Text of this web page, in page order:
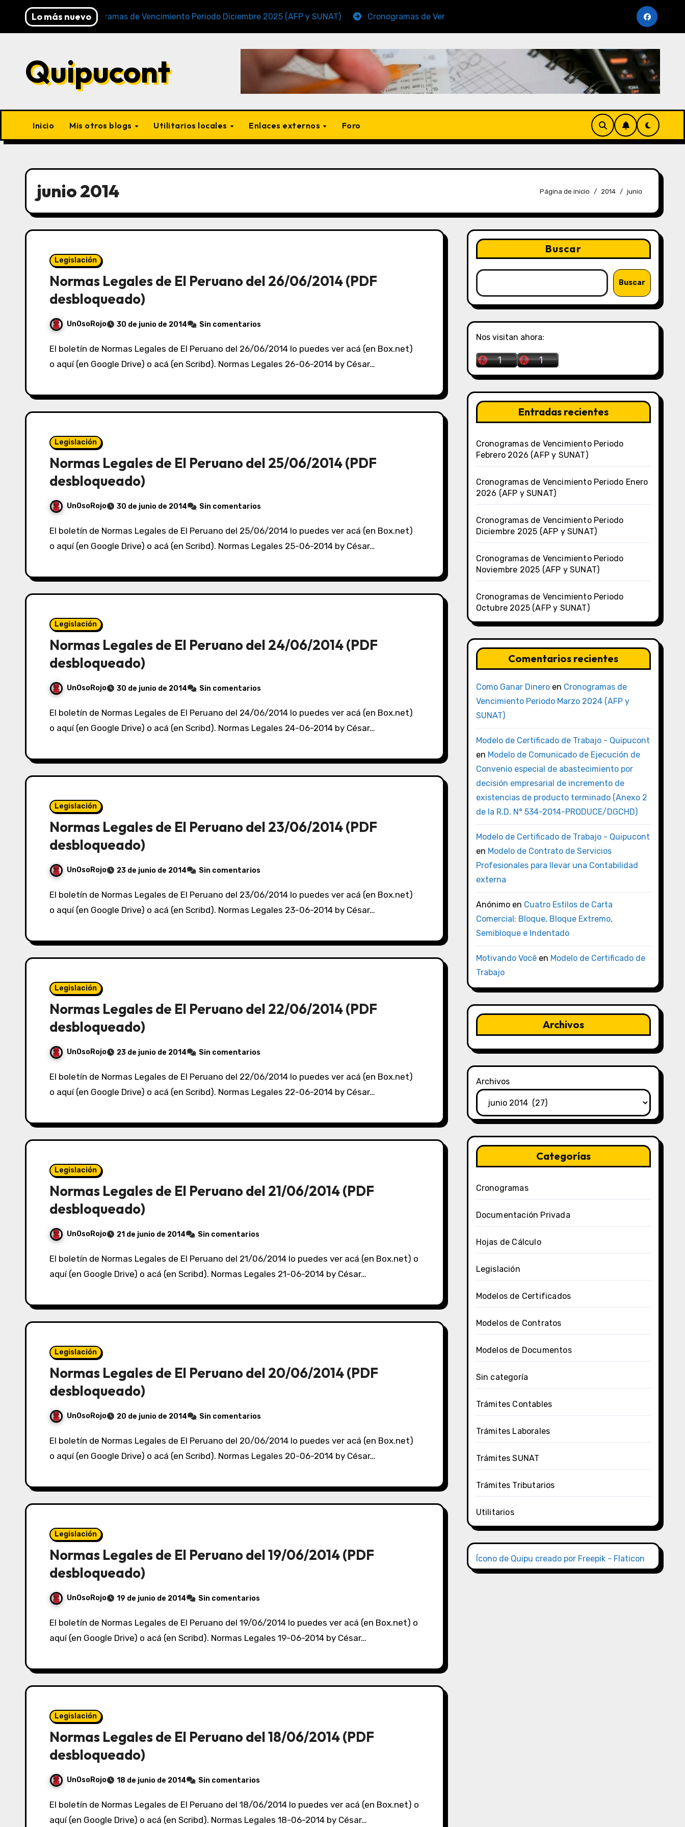
Lo más nuevo
Cronogramas de Vencimiento Periodo Diciembre 2025 (AFP y SUNAT) Cronogramas de Vencimiento Periodo Noviembre 2025 (AFP y SUNAT) Cronogramas
Quipucont
Inicio Mis otros blogs Utilitarios locales Enlaces externos Foro
junio 2014 Página de inicio 2014 junio
Legislación
Normas Legales de El Peruano del 26/06/2014 (PDF
desbloqueado)
UnOsoRojo 30 de junio de 2014 Sin comentarios
El boletín de Normas Legales de El Peruano del 26/06/2014 lo puedes ver acá (en Box.net)
o aquí (en Google Drive) o acá (en Scribd). Normas Legales 26-06-2014 by César…
Legislación
Normas Legales de El Peruano del 25/06/2014 (PDF
desbloqueado)
UnOsoRojo 30 de junio de 2014 Sin comentarios
El boletín de Normas Legales de El Peruano del 25/06/2014 lo puedes ver acá (en Box.net)
o aquí (en Google Drive) o acá (en Scribd). Normas Legales 25-06-2014 by César…
Legislación
Normas Legales de El Peruano del 24/06/2014 (PDF
desbloqueado)
UnOsoRojo 30 de junio de 2014 Sin comentarios
El boletín de Normas Legales de El Peruano del 24/06/2014 lo puedes ver acá (en Box.net)
o aquí (en Google Drive) o acá (en Scribd). Normas Legales 24-06-2014 by César…
Legislación
Normas Legales de El Peruano del 23/06/2014 (PDF
desbloqueado)
UnOsoRojo 23 de junio de 2014 Sin comentarios
El boletín de Normas Legales de El Peruano del 23/06/2014 lo puedes ver acá (en Box.net)
o aquí (en Google Drive) o acá (en Scribd). Normas Legales 23-06-2014 by César…
Legislación
Normas Legales de El Peruano del 22/06/2014 (PDF
desbloqueado)
UnOsoRojo 23 de junio de 2014 Sin comentarios
El boletín de Normas Legales de El Peruano del 22/06/2014 lo puedes ver acá (en Box.net)
o aquí (en Google Drive) o acá (en Scribd). Normas Legales 22-06-2014 by César…
Legislación
Normas Legales de El Peruano del 21/06/2014 (PDF
desbloqueado)
UnOsoRojo 21 de junio de 2014 Sin comentarios
El boletín de Normas Legales de El Peruano del 21/06/2014 lo puedes ver acá (en Box.net) o
aquí (en Google Drive) o acá (en Scribd). Normas Legales 21-06-2014 by César…
Legislación
Normas Legales de El Peruano del 20/06/2014 (PDF
desbloqueado)
UnOsoRojo 20 de junio de 2014 Sin comentarios
El boletín de Normas Legales de El Peruano del 20/06/2014 lo puedes ver acá (en Box.net)
o aquí (en Google Drive) o acá (en Scribd). Normas Legales 20-06-2014 by César…
Legislación
Normas Legales de El Peruano del 19/06/2014 (PDF
desbloqueado)
UnOsoRojo 19 de junio de 2014 Sin comentarios
El boletín de Normas Legales de El Peruano del 19/06/2014 lo puedes ver acá (en Box.net) o
aquí (en Google Drive) o acá (en Scribd). Normas Legales 19-06-2014 by César…
Legislación
Normas Legales de El Peruano del 18/06/2014 (PDF
desbloqueado)
UnOsoRojo 18 de junio de 2014 Sin comentarios
El boletín de Normas Legales de El Peruano del 18/06/2014 lo puedes ver acá (en Box.net) o
aquí (en Google Drive) o acá (en Scribd). Normas Legales 18-06-2014 by César…
Buscar
Buscar
Nos visitan ahora:
Entradas recientes
Cronogramas de Vencimiento Periodo
Febrero 2026 (AFP y SUNAT)
Cronogramas de Vencimiento Periodo Enero
2026 (AFP y SUNAT)
Cronogramas de Vencimiento Periodo
Diciembre 2025 (AFP y SUNAT)
Cronogramas de Vencimiento Periodo
Noviembre 2025 (AFP y SUNAT)
Cronogramas de Vencimiento Periodo
Octubre 2025 (AFP y SUNAT)
Comentarios recientes
Como Ganar Dineroen Cronogramas de
Vencimiento Periodo Marzo 2024 (AFP y
SUNAT)
Modelo de Certificado de Trabajo - Quipucont
en Modelo de Comunicado de Ejecución de
Convenio especial de abastecimiento por
decisión empresarial de incremento de
existencias de producto terminado (Anexo 2
de la R.D. N° 534-2014-PRODUCE/DGCHD)
Modelo de Certificado de Trabajo - Quipucont
en Modelo de Contrato de Servicios
Profesionales para llevar una Contabilidad
externa
Anónimoen Cuatro Estilos de Carta
Comercial: Bloque, Bloque Extremo,
Semibloque e Indentado
Motivando Vocêen Modelo de Certificado de
Trabajo
Archivos
Archivos
Categorías
Cronogramas
Documentación Privada
Hojas de Cálculo
Legislación
Modelos de Certificados
Modelos de Contratos
Modelos de Documentos
Sin categoría
Trámites Contables
Trámites Laborales
Trámites SUNAT
Trámites Tributarios
Utilitarios
Ícono de Quipu creado por Freepik - Flaticon